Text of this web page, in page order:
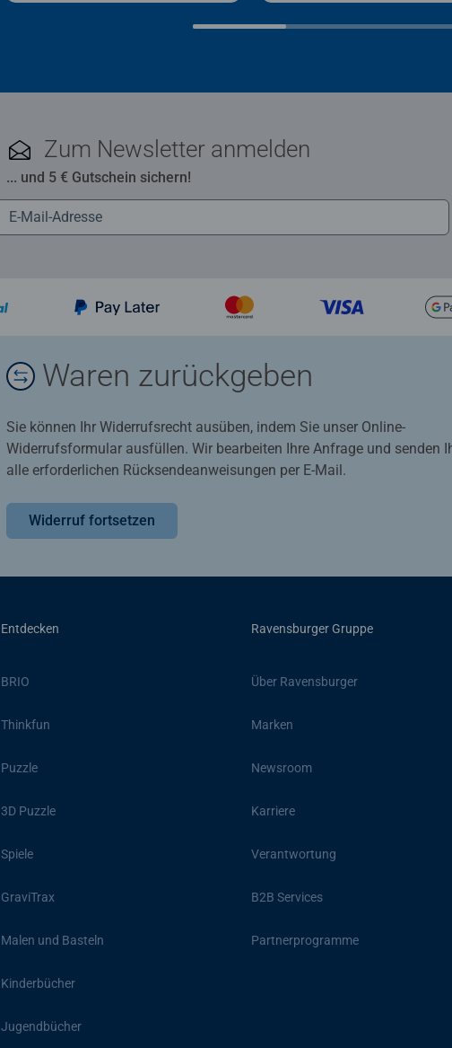
Zum Newsletter anmelden
... und 5 € Gutschein sichern!
Waren zurückgeben
Sie können Ihr Widerrufsrecht ausüben, indem Sie unser Online-
Widerrufsformular ausfüllen. Wir bearbeiten Ihre Anfrage und senden
alle erforderlichen Rücksendeanweisungen per E-Mail.
Widerruf fortsetzen
Entdecken
BRIO
Thinkfun
Puzzle
3D Puzzle
Spiele
GraviTrax
Malen und Basteln
Kinderbücher
Jugendbücher
Ravensburger Gruppe
Über Ravensburger
Marken
Newsroom
Karriere
Verantwortung
B2B Services
Partnerprogramme